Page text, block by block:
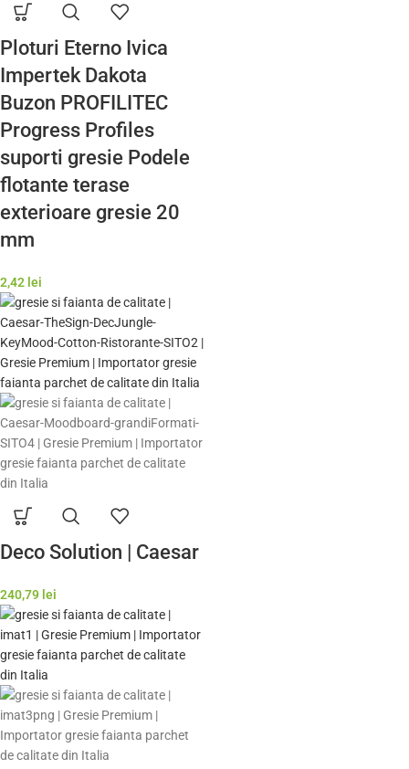
Ploturi Eterno Ivica
Impertek Dakota
Buzon PROFILITEC
Progress Profiles
suporti gresie Podele
flotante terase
exterioare gresie 20
mm
2,42 lei
Deco Solution | Caesar
240,79 lei